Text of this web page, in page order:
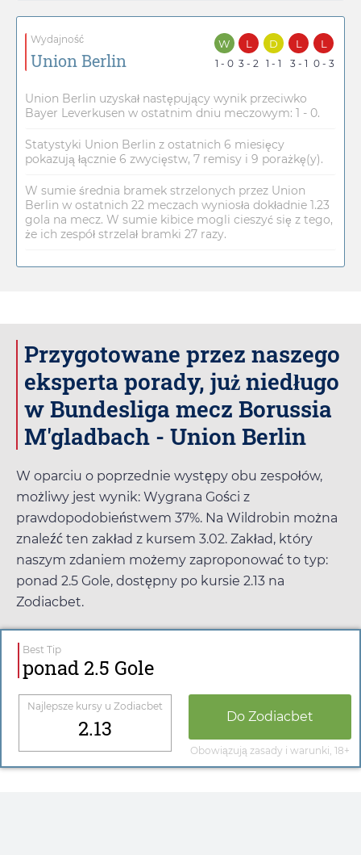
Wydajność
Union Berlin
W
1 - 0
L
3 - 2
D
1 - 1
L
3 - 1
L
0 - 3
Union Berlin uzyskał następujący wynik przeciwko
Bayer Leverkusen w ostatnim dniu meczowym: 1 - 0.
Statystyki Union Berlin z ostatnich 6 miesięcy
pokazują łącznie 6 zwycięstw, 7 remisy i 9 porażkę(y).
W sumie średnia bramek strzelonych przez Union
Berlin w ostatnich 22 meczach wyniosła dokładnie 1.23
gola na mecz. W sumie kibice mogli cieszyć się z tego,
że ich zespół strzelał bramki 27 razy.
Przygotowane przez naszego
eksperta porady, już niedługo
w Bundesliga mecz Borussia
M'gladbach - Union Berlin
W oparciu o poprzednie występy obu zespołów,
możliwy jest wynik: Wygrana Gości z
prawdopodobieństwem 37%. Na Wildrobin można
znaleźć ten zakład z kursem 3.02. Zakład, który
naszym zdaniem możemy zaproponować to typ:
ponad 2.5 Gole, dostępny po kursie 2.13 na
Zodiacbet.
Best Tip
ponad 2.5 Gole
Najlepsze kursy u Zodiacbet
2.13 Do Zodiacbet
Obowiązują zasady i warunki, 18+